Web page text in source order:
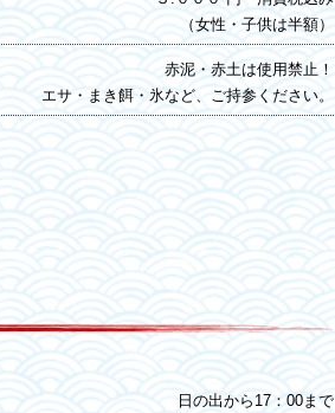
（女性・子供は半額）
赤泥・赤土は使用禁止！
エサ・まき餌・氷など、ご持参ください。
日の出から17：00まで